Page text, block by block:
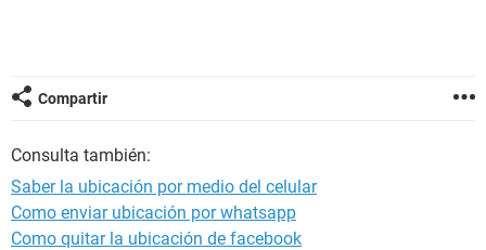
Compartir
Consulta también:
Saber la ubicación por medio del celular
Como enviar ubicación por whatsapp
Como quitar la ubicación de facebook